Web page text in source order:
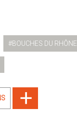
BOUCHES DU RHÔNE